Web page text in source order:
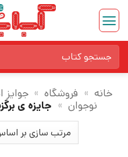
Skip
content
برای:
خانه » فروشگاه » جوایز
نوجوان » جایزه ی